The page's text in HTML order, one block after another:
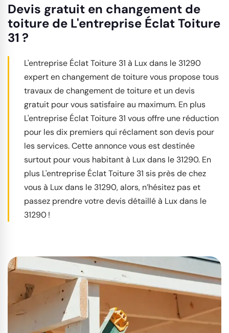
Devis gratuit en changement de
toiture de L'entreprise Éclat Toiture
31 ?
L'entreprise Éclat Toiture 31 à Lux dans le 31290
expert en changement de toiture vous propose tous
travaux de changement de toiture et un devis
gratuit pour vous satisfaire au maximum. En plus
L'entreprise Éclat Toiture 31 vous offre une réduction
pour les dix premiers qui réclament son devis pour
les services. Cette annonce vous est destinée
surtout pour vous habitant à Lux dans le 31290. En
plus L'entreprise Éclat Toiture 31 sis près de chez
vous à Lux dans le 31290, alors, n’hésitez pas et
passez prendre votre devis détaillé à Lux dans le
31290 !